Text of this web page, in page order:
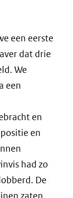
een eerste
dat drie
We
een
en
en
had zo
De
zaten